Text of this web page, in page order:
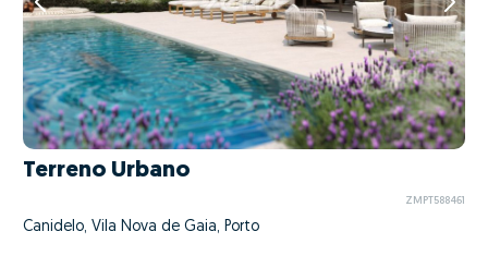
Terreno Urbano
ZMPT588461
Canidelo, Vila Nova de Gaia, Porto